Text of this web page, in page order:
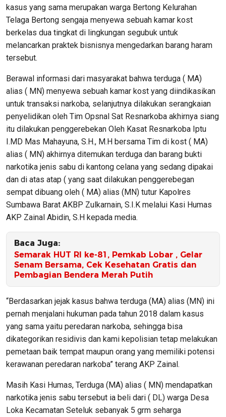
kasus yang sama merupakan warga Bertong Kelurahan
Telaga Bertong sengaja menyewa sebuah kamar kost
berkelas dua tingkat di lingkungan segubuk untuk
melancarkan praktek bisnisnya mengedarkan barang haram
tersebut.
Berawal informasi dari masyarakat bahwa terduga ( MA)
alias ( MN) menyewa sebuah kamar kost yang diindikasikan
untuk transaksi narkoba, selanjutnya dilakukan serangkaian
penyelidikan oleh Tim Opsnal Sat Resnarkoba akhirnya siang
itu dilakukan penggerebekan Oleh Kasat Resnarkoba Iptu
I.MD Mas Mahayuna, S.H., M.H bersama Tim di kost ( MA)
alias ( MN) akhirnya ditemukan terduga dan barang bukti
narkotika jenis sabu di kantong celana yang sedang dipakai
dan di atas atap ( yang saat dilakukan penggerebegan
sempat dibuang oleh ( MA) alias (MN) tutur Kapolres
Sumbawa Barat AKBP Zulkarnain, S.I.K melalui Kasi Humas
AKP Zainal Abidin, S.H kepada media.
Baca Juga:
Semarak HUT RI ke-81, Pemkab Lobar , Gelar
Senam Bersama, Cek Kesehatan Gratis dan
Pembagian Bendera Merah Putih
“Berdasarkan jejak kasus bahwa terduga (MA) alias (MN) ini
pernah menjalani hukuman pada tahun 2018 dalam kasus
yang sama yaitu peredaran narkoba, sehingga bisa
dikategorikan residivis dan kami kepolisian tetap melakukan
pemetaan baik tempat maupun orang yang memiliki potensi
kerawanan peredaran narkoba” terang AKP Zainal.
Masih Kasi Humas, Terduga (MA) alias ( MN) mendapatkan
narkotika jenis sabu tersebut ia beli dari ( DL) warga Desa
Loka Kecamatan Seteluk sebanyak 5 grm seharga